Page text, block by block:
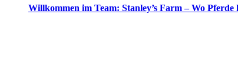
Willkommen im Team: Stanley’s Farm – Wo